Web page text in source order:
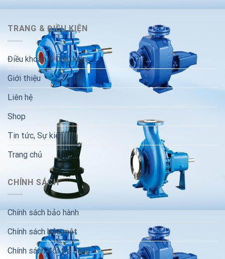
TRANG & ĐIỀU KIỆN
Điều khoản & Điều kiện
Giới thiệu
Liên hệ
Shop
Tin tức, Sự kiện
Trang chủ
CHÍNH SÁCH
Chính sách bảo hành
Chính sách bảo mật
Chính sách đổi trả hàng